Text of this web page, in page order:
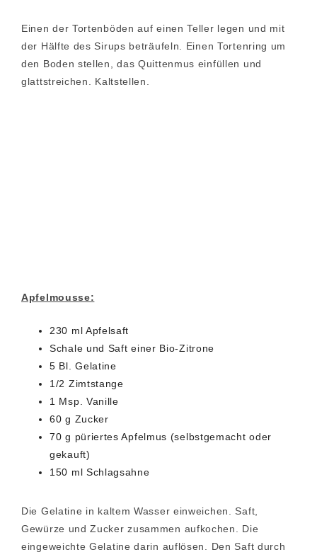
Einen der Tortenböden auf einen Teller legen und mit
der Hälfte des Sirups beträufeln. Einen Tortenring um
den Boden stellen, das Quittenmus einfüllen und
glattstreichen. Kaltstellen.
Apfelmousse:
230 ml Apfelsaft
Schale und Saft einer Bio-Zitrone
5 Bl. Gelatine
1/2 Zimtstange
1 Msp. Vanille
60 g Zucker
70 g püriertes Apfelmus (selbstgemacht oder
gekauft)
150 ml Schlagsahne
Die Gelatine in kaltem Wasser einweichen. Saft,
Gewürze und Zucker zusammen aufkochen. Die
eingeweichte Gelatine darin auflösen. Den Saft durch